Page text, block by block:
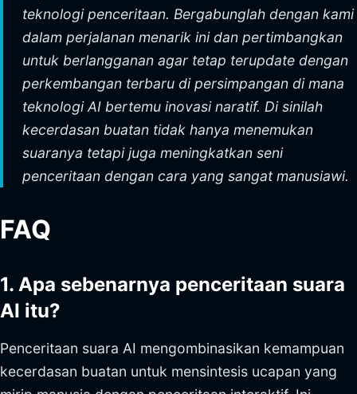
teknologi penceritaan. Bergabunglah dengan kami
dalam perjalanan menarik ini dan pertimbangkan
untuk berlangganan agar tetap terupdate dengan
perkembangan terbaru di persimpangan di mana
teknologi AI bertemu inovasi naratif. Di sinilah
kecerdasan buatan tidak hanya menemukan
suaranya tetapi juga meningkatkan seni
penceritaan dengan cara yang sangat manusiawi.
FAQ
1. Apa sebenarnya penceritaan suara
AI itu?
Penceritaan suara AI mengombinasikan kemampuan
kecerdasan buatan untuk mensintesis ucapan yang